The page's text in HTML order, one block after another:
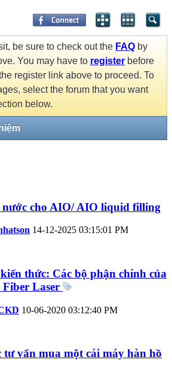
be sure to check out the FAQ by
You may have to register before
register link above to proceed. To
select the forum that you want
below.
nước cho AIO/ AIO liquid filling
14-12-2025 03:15:01 PM
kiến thức: Các bộ phận chính của
Laser
10-06-2020 03:12:40 PM
tư vấn mua một cái máy hàn hồ